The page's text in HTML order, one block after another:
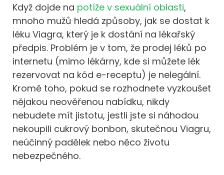
Když dojde na potíže v sexuální oblasti,
mnoho mužů hledá způsoby, jak se dostat k
léku Viagra, který je k dostání na lékařský
předpis. Problém je v tom, že prodej léků po
internetu (mimo lékárny, kde si můžete lék
rezervovat na kód e-receptu) je nelegální.
Kromě toho, pokud se rozhodnete vyzkoušet
nějakou neověřenou nabídku, nikdy
nebudete mít jistotu, jestli jste si náhodou
nekoupili cukrový bonbon, skutečnou Viagru,
neúčinný padělek nebo něco životu
nebezpečného.